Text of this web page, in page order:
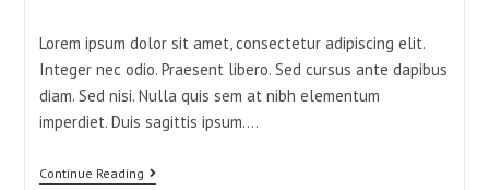
Lorem ipsum dolor sit amet, consectetur adipiscing elit.
Integer nec odio. Praesent libero. Sed cursus ante dapibus
diam. Sed nisi. Nulla quis sem at nibh elementum
imperdiet. Duis sagittis ipsum.…
Continue Reading